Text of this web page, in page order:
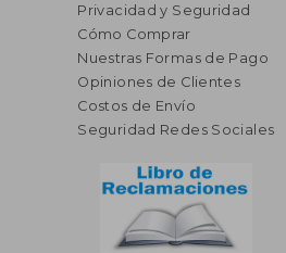
Privacidad y Seguridad
Cómo Comprar
Nuestras Formas de Pago
Opiniones de Clientes
Costos de Envío
Seguridad Redes Sociales